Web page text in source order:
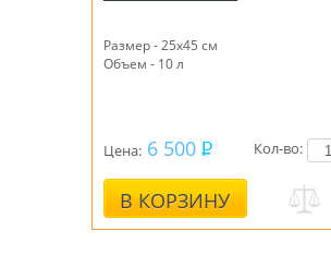
Размер - 25x45 см
Объем - 10 л
Цена: 6 500
В КОРЗИНУ
Кол-во: